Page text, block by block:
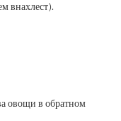
внахлест).